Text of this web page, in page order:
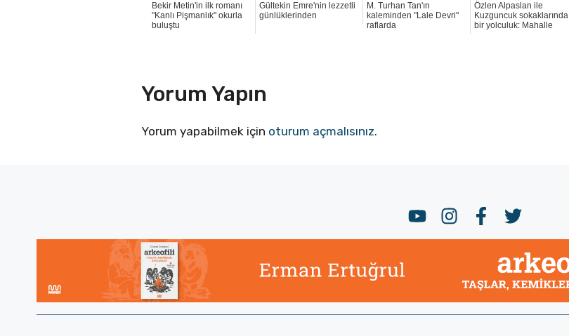
Bekir Metin'in ilk romanı
"Kanlı Pişmanlık" okurla
buluştu
Gültekin Emre'nin lezzetli
günlüklerinden
M. Turhan Tan'ın
kaleminden "Lale Devri"
raflarda
Özlen Alpaslan ile
Kuzguncuk sokaklarında
bir yolculuk: Mahalle
Yorum Yapın
Yorum yapabilmek için oturum açmalısınız.